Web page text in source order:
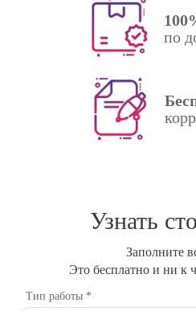
по
Узнать
Заполните
Это бесплатно и ни к
Тип работы *